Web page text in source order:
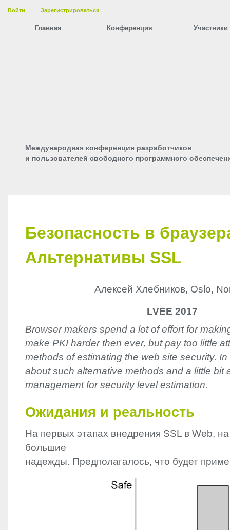
Войти Зарегистрироваться
Главная Конференция Участники
Международная конференция разработчиков
и пользователей свободного программного
Безопасноcть в
Альтернативы SSL
Алексей Хлебников, Oslo,
LVEE 2017
Browser makers spend a lot of effort for
make PKI harder then ever, but pay too little
methods of estimating the web site security. In
about such alternative methods and a little bit
management for security level estimation.
Ожидания и реальность
На первых этапах внедрения SSL в Web,
большие
надежды. Предполагалось, что будет